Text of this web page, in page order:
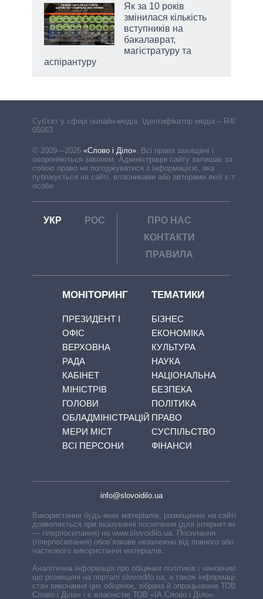
Як за 10 років
змінилася кількість
вступників на
бакалаврат,
магістратуру та
аспірантуру
Cуб'єкт у сфері онлайн-медіа. Ідентифікатор медіа – R40-
05063
© 2009—2026 «Слово і Діло» Всі права захищені і
охороняються законом. Адміністрація сайту залишає за
собою право не погоджуватися з інформацією, яка
публікується на сайті, власниками або авторами якої є треті
особи.
УКР РОС
ПРО НАС
КОНТАКТИ
ПРАВИЛА
МОНІТОРИНГ
ПРЕЗИДЕНТ І
ОФІС
ВЕРХОВНА
РАДА
КАБІНЕТ
МІНІСТРІВ
ГОЛОВИ
ОБЛАДМІНІСТРАЦІЙ
МЕРИ МІСТ
ВСІ ПЕРСОНИ
ТЕМАТИКИ
БІЗНЕС
ЕКОНОМІКА
КУЛЬТУРА
НАУКА
НАЦІОНАЛЬНА
БЕЗПЕКА
ПОЛІТИКА
ПРАВО
СУСПІЛЬСТВО
ФІНАНСИ
info@slovoidilo.ua
Використання будь-яких матеріалів, розміщених на сайті,
дозволяється при вказуванні посилання (для інтернет-видань
— гіперпосилання) на www.slovoidilo.ua. Посилання
(гіперпосилання) обов’язкове незалежно від повного або
часткового використання матеріалів.
Аналітична інформація про обіцянки політиків і чиновників,
що розміщені на порталі slovoidilo.ua, а також інформація про
стан виконання цих обіцянок, зібрана й опрацьована ТОВ «ІА
Слово і Діло» і є власністю ТОВ «ІА Слово і Діло».